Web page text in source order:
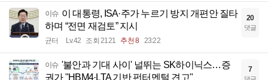
이슈 이 대통령, ISA·주가 누르기 방지 개편안 질타
하며 “전면 재검토” 지시
균터 Lv.42 조회 2121 추천 8 23:22
20
댓글
이슈 '불안과 기대 사이' 널뛰는 SK하이닉스…증
권가 "HBM4·LTA 기반 펀터멘털 견고"
7